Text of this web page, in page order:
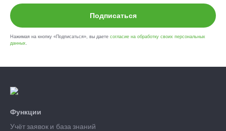
Подписаться
Нажимая на кнопку «Подписаться», вы даете согласие на обработку своих персональных
данных
Функции
Учёт заявок и база знаний